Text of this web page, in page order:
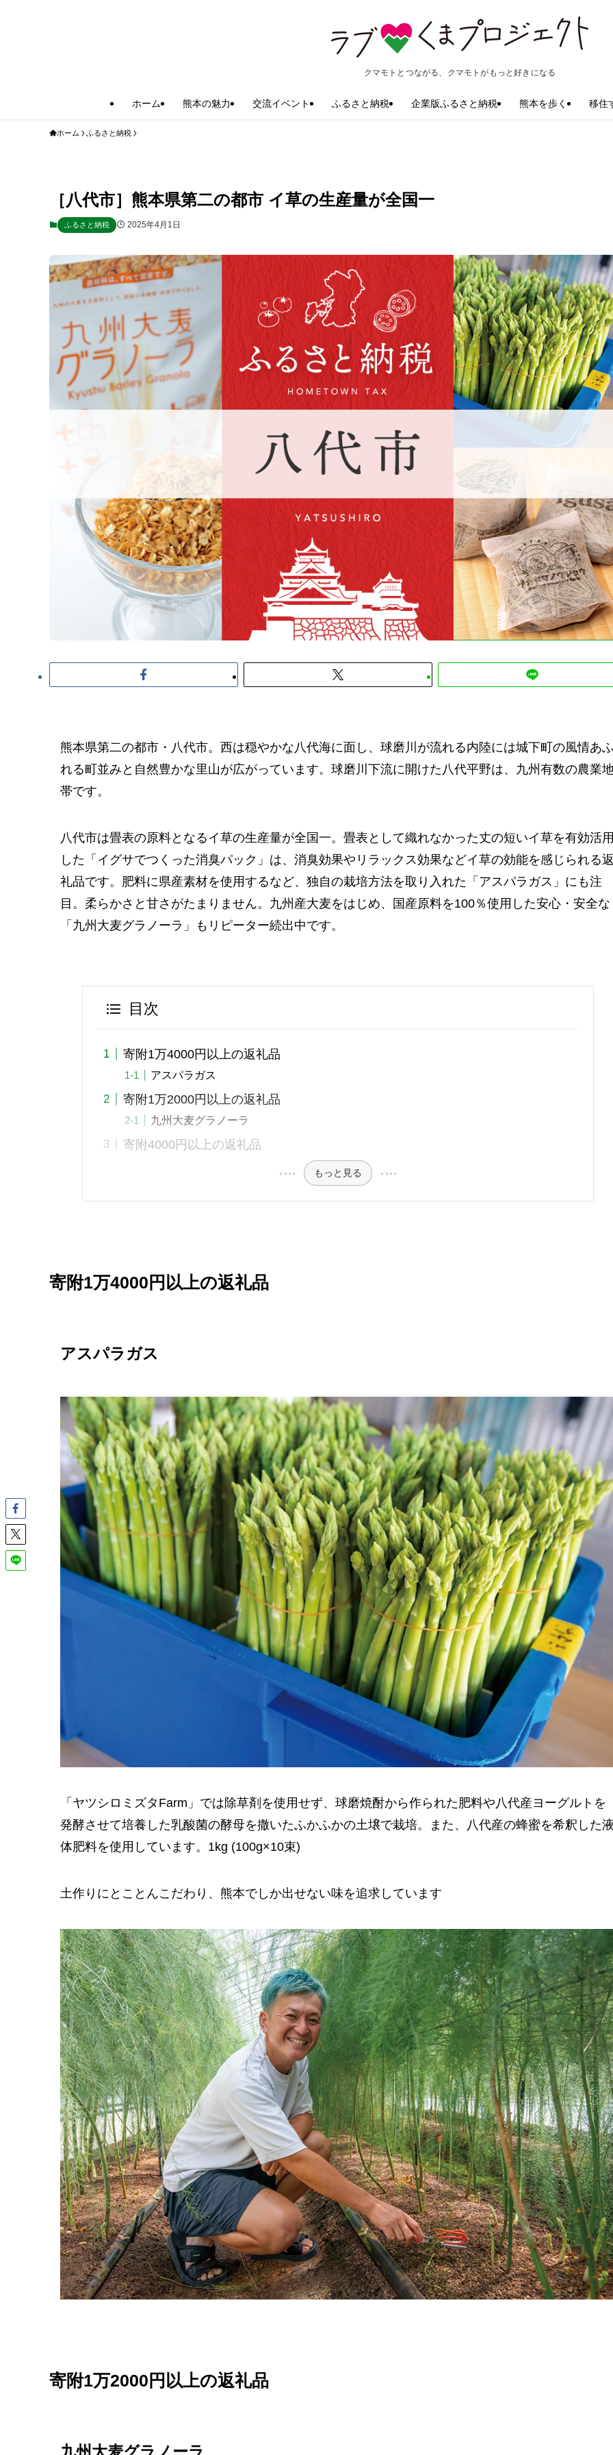
クマモトとつながる、クマモトがもっと好きになる
ホーム 熊本の魅力 交流イベント ふるさと納税 企業版ふるさと納税 熊本を歩く 移住
ホーム ふるさと納税
［八代市］熊本県第二の都市 イ草の生産量が全国一
ふるさと納税 2025年4月1日
熊本県第二の都市・八代市。西は穏やかな八代海に面し、球磨川が流れる内陸には城下町の風情あ
れる町並みと自然豊かな里山が広がっています。球磨川下流に開けた八代平野は、九州有数の農業
帯です。
八代市は畳表の原料となるイ草の生産量が全国一。畳表として織れなかった丈の短いイ草を有効活
した「イグサでつくった消臭パック」は、消臭効果やリラックス効果などイ草の効能を感じられる
礼品です。肥料に県産素材を使用するなど、独自の栽培方法を取り入れた「アスパラガス」にも注
目。柔らかさと甘さがたまりません。九州産大麦をはじめ、国産原料を100％使用した安心・安全な
「九州大麦グラノーラ」もリピーター続出中です。
目次
寄附1万4000円以上の返礼品
アスパラガス
寄附1万2000円以上の返礼品
九州大麦グラノーラ
寄附4000円以上の返礼品
もっと見る
寄附1万4000円以上の返礼品
アスパラガス
「ヤツシロミズタFarm」では除草剤を使用せず、球磨焼酎から作られた肥料や八代産ヨーグルトを
発酵させて培養した乳酸菌の酵母を撒いたふかふかの土壌で栽培。また、八代産の蜂蜜を希釈した
体肥料を使用しています。1kg (100g×10束)
土作りにとことんこだわり、熊本でしか出せない味を追求しています
寄附1万2000円以上の返礼品